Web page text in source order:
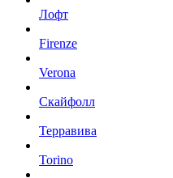
Лофт
Firenze
Verona
Скайфолл
Терравива
Torino